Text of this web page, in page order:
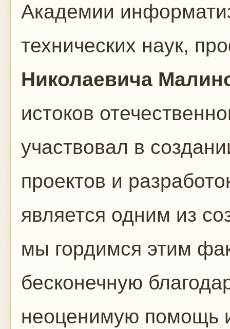
Академии
технических наук,
Николаевича
истоков
участвовал в
проектов и
является одним из
мы гордимся этим
бесконечную
неоценимую помощь